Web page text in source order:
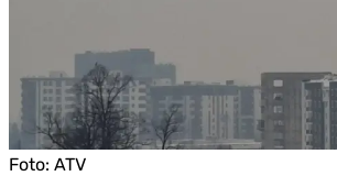
Foto: ATV